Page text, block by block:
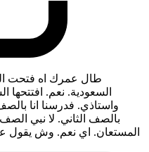
طال عمرك اه فتحت
السعودية. نعم. افتتحها
واستاذي. فدرسنا انا
بالصف الثاني. لا نبي
المستعان. اي نعم. وش يقول